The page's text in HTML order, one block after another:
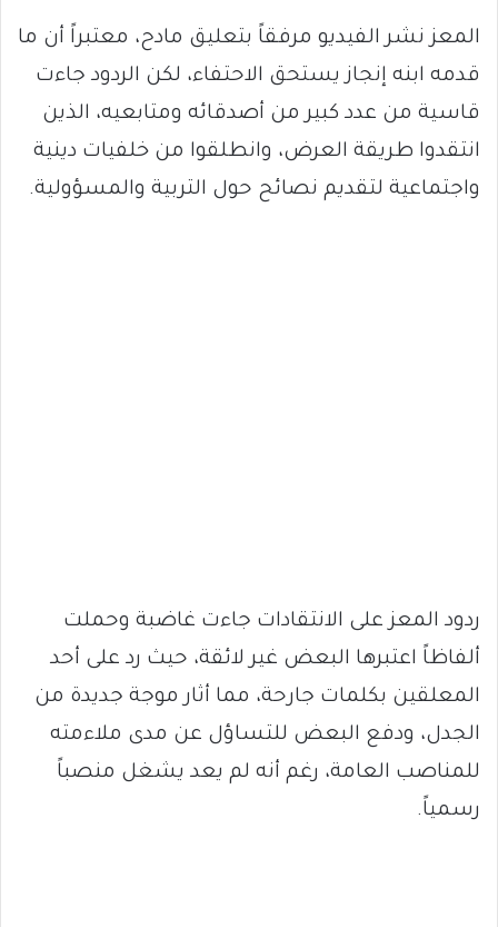
المعز نشر الفيديو مرفقاً بتعليق مادح، معتبراً أن ما
قدمه ابنه إنجاز يستحق الاحتفاء، لكن الردود جاءت
قاسية من عدد كبير من أصدقائه ومتابعيه، الذين
انتقدوا طريقة العرض، وانطلقوا من خلفيات دينية
واجتماعية لتقديم نصائح حول التربية والمسؤولية.
ردود المعز على الانتقادات جاءت غاضبة وحملت
ألفاظاً اعتبرها البعض غير لائقة، حيث رد على أحد
المعلقين بكلمات جارحة، مما أثار موجة جديدة من
الجدل، ودفع البعض للتساؤل عن مدى ملاءمته
للمناصب العامة، رغم أنه لم يعد يشغل منصباً
رسمياً.